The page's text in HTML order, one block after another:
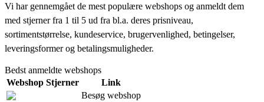
Vi har gennemgået de mest populære webshops og anmeldt dem
med stjerner fra 1 til 5 ud fra bl.a. deres prisniveau,
sortimentstørrelse, kundeservice, brugervenlighed, betingelser,
leveringsformer og betalingsmuligheder.
Bedst anmeldte webshops
Webshop Stjerner
Link
Besøg webshop